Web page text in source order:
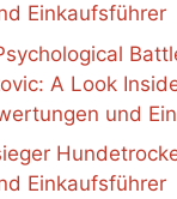
Einkaufsführer
A Look
und
Einkaufsführer